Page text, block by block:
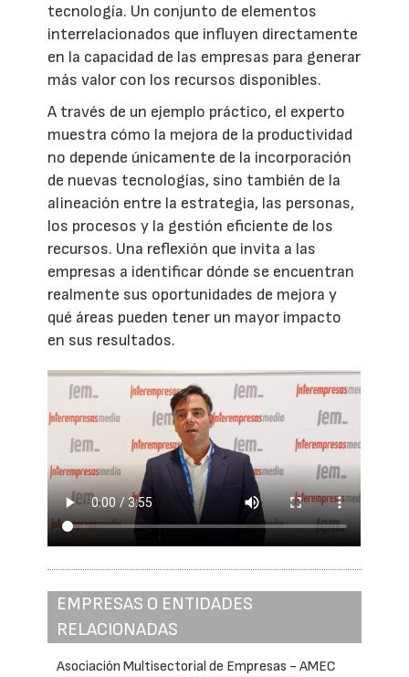
tecnología. Un conjunto de elementos
interrelacionados que influyen directamente
en la capacidad de las empresas para generar
más valor con los recursos disponibles.
A través de un ejemplo práctico, el experto
muestra cómo la mejora de la productividad
no depende únicamente de la incorporación
de nuevas tecnologías, sino también de la
alineación entre la estrategia, las personas,
los procesos y la gestión eficiente de los
recursos. Una reflexión que invita a las
empresas a identificar dónde se encuentran
realmente sus oportunidades de mejora y
qué áreas pueden tener un mayor impacto
en sus resultados.
EMPRESAS O ENTIDADES
RELACIONADAS
Asociación Multisectorial de Empresas - AMEC